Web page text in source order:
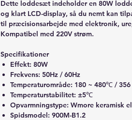
Dette loddesæt indeholder en 80W
og klart LCD-display, så du nemt kan
til præcisionsarbejde med elektronik,
Kompatibel med 220V strøm.
Specifikationer
Effekt: 80W
Frekvens: 50Hz / 60Hz
Temperaturområde: 180 ~ 480℃ /
Temperaturstabilitet: ±5℃
Opvarmningstype: Wmore keramisk
Spidsmodel: 900M-B1.2